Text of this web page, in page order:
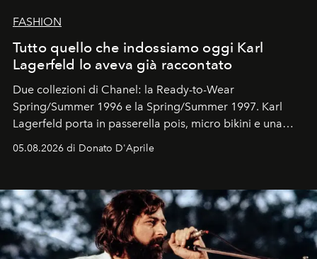
FASHION
Tutto quello che indossiamo oggi Karl
Lagerfeld lo aveva già raccontato
Due collezioni di Chanel: la Ready-to-Wear
Spring/Summer 1996 e la Spring/Summer 1997. Karl
Lagerfeld porta in passerella pois, micro bikini e una
logomania pensata per la spiaggia
Kate, Claudia e Carla una dietro l'altra. Trent'anni dopo,
uno dei documenti più contemporanei che abbiamo.
05.08.2026 di Donato D'Aprile